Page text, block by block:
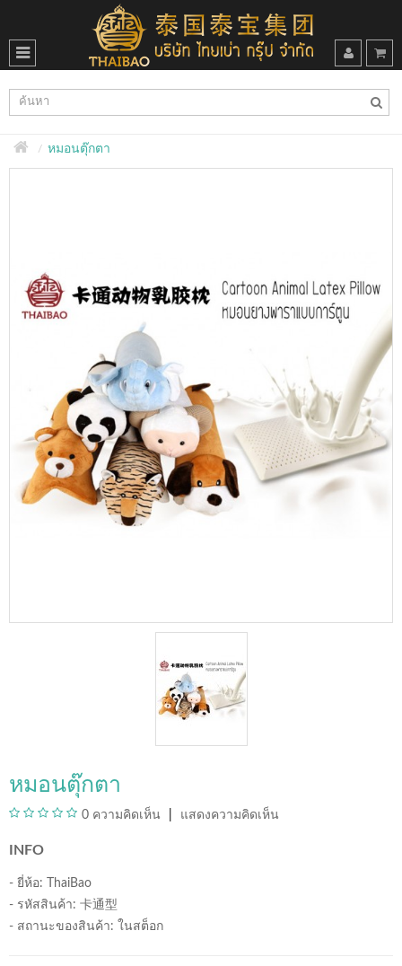
หมอนตุ๊กตา
หมอนตุ๊กตา
0 ความคิดเห็น แสดงความคิดเห็น
INFO
- ยี่ห้อ:
ThaiBao
- รหัสสินค้า: 卡通型
- สถานะของสินค้า: ในสต็อก